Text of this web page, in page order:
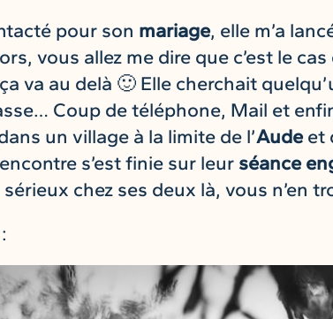
pour son mariage, elle m’a
vous allez me dire que c’est le
va au delà 🙂 Elle cherchait
Coup de téléphone, Mail et
un village à la limite de l’Audeet
s’est finie sur leur séance
chez ses deux là, vous n’en